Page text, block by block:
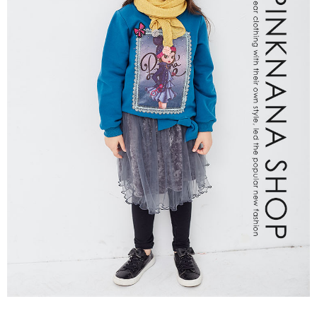
每筆NT$80，滿NT$2,000(含以上)免運費